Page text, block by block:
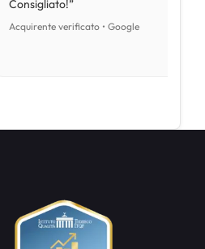
Consigliato!”
Acquirente verificato • Google